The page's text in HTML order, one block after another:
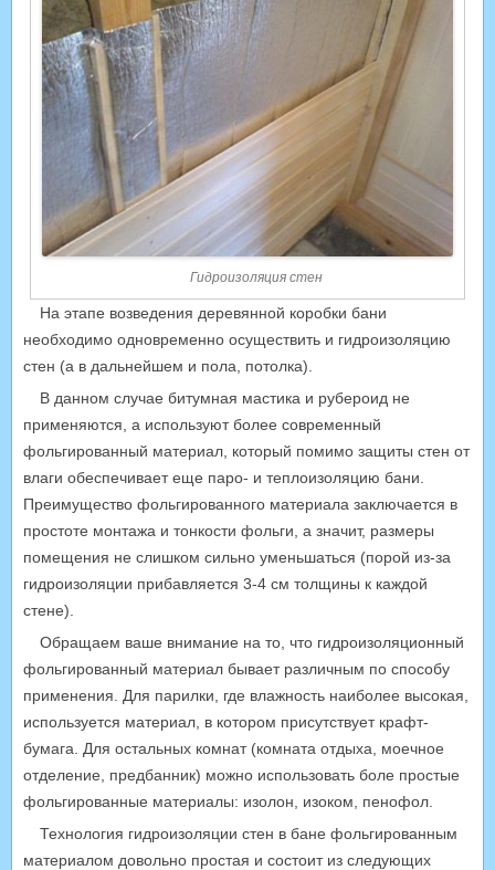
Гидроизоляция стен
На этапе возведения деревянной коробки бани
необходимо одновременно осуществить и гидроизоляцию
стен (а в дальнейшем и пола, потолка).
В данном случае битумная мастика и рубероид не
применяются, а используют более современный
фольгированный материал, который помимо защиты стен от
влаги обеспечивает еще паро- и теплоизоляцию бани.
Преимущество фольгированного материала заключается в
простоте монтажа и тонкости фольги, а значит, размеры
помещения не слишком сильно уменьшаться (порой из-за
гидроизоляции прибавляется 3-4 см толщины к каждой
стене).
Обращаем ваше внимание на то, что гидроизоляционный
фольгированный материал бывает различным по способу
применения. Для парилки, где влажность наиболее высокая,
используется материал, в котором присутствует крафт-
бумага. Для остальных комнат (комната отдыха, моечное
отделение, предбанник) можно использовать боле простые
фольгированные материалы: изолон, изоком, пенофол.
Технология гидроизоляции стен в бане фольгированным
материалом довольно простая и состоит из следующих